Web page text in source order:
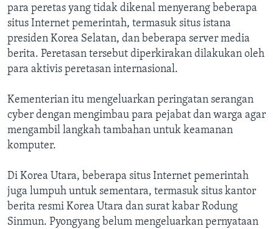
para peretas yang tidak dikenal menyerang beberapa
situs Internet pemerintah, termasuk situs istana
presiden Korea Selatan, dan beberapa server media
berita. Peretasan tersebut diperkirakan dilakukan oleh
para aktivis peretasan internasional.
Kementerian itu mengeluarkan peringatan serangan
cyber dengan mengimbau para pejabat dan warga agar
mengambil langkah tambahan untuk keamanan
komputer.
Di Korea Utara, beberapa situs Internet pemerintah
juga lumpuh untuk sementara, termasuk situs kantor
berita resmi Korea Utara dan surat kabar Rodung
Sinmun. Pyongyang belum mengeluarkan pernyataan